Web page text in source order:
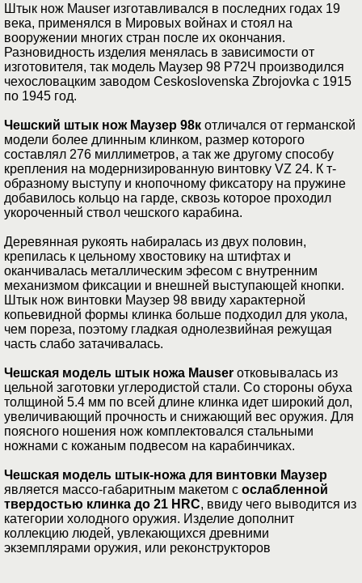
Штык нож Mauser изготавливался в последних годах 19
века, применялся в Мировых войнах и стоял на
вооружении многих стран после их окончания.
Разновидность изделия менялась в зависимости от
изготовителя, так модель Маузер 98 Р72Ч производился
чехословацким заводом Ceskoslovenska Zbrojovka с 1915
по 1945 год.
Чешский штык нож Маузер 98к отличался от германской
модели более длинным клинком, размер которого
составлял 276 миллиметров, а так же другому способу
крепления на модернизированную винтовку VZ 24. К т-
образному выступу и кнопочному фиксатору на пружине
добавилось кольцо на гарде, сквозь которое проходил
укороченный ствол чешского карабина.
Деревянная рукоять набиралась из двух половин,
крепилась к цельному хвостовику на штифтах и
оканчивалась металлическим эфесом с внутренним
механизмом фиксации и внешней выступающей кнопки.
Штык нож винтовки Маузер 98 ввиду характерной
копьевидной формы клинка больше подходил для укола,
чем пореза, поэтому гладкая однолезвийная режущая
часть слабо затачивалась.
Чешская модель штык ножа Mauser отковывалась из
цельной заготовки углеродистой стали. Со стороны обуха
толщиной 5.4 мм по всей длине клинка идет широкий дол,
увеличивающий прочность и снижающий вес оружия. Для
поясного ношения нож комплектовался стальными
ножнами с кожаным подвесом на карабинчиках.
Чешская модель штык-ножа для винтовки Маузер
является массо-габаритным макетом с ослабленной
твердостью клинка до 21 HRC, ввиду чего выводится из
категории холодного оружия. Изделие дополнит
коллекцию людей, увлекающихся древними
экземплярами оружия, или реконструкторов